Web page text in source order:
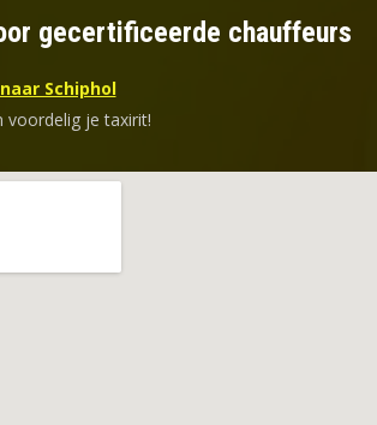
gecertificeerde chauffeurs
Schiphol
voordelig je taxirit!